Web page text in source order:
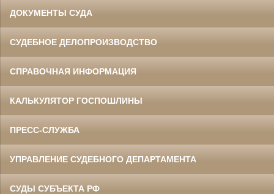
ДОКУМЕНТЫ СУДА
СУДЕБНОЕ ДЕЛОПРОИЗВОДСТВО
СПРАВОЧНАЯ ИНФОРМАЦИЯ
КАЛЬКУЛЯТОР ГОСПОШЛИНЫ
ПРЕСС-СЛУЖБА
УПРАВЛЕНИЕ СУДЕБНОГО ДЕПАРТАМЕНТА
СУДЫ СУБЪЕКТА РФ